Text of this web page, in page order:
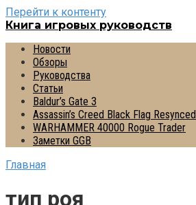
Перейти к контенту
Книга игровых руководств
Новости
Обзоры
Руководства
Статьи
Baldur’s Gate 3
Assassin’s Creed Black Flag Resynced
WARHAMMER 40000 Rogue Trader
Заметки GGB
Главная
тип роя